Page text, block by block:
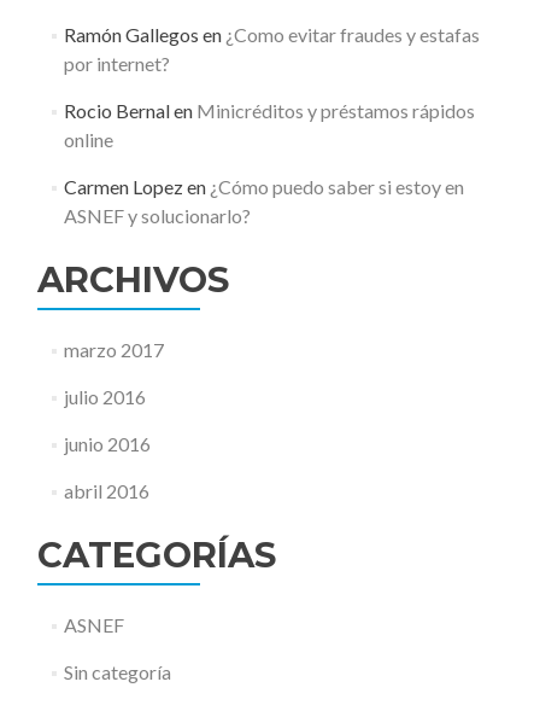
Ramón Gallegos en ¿Como evitar fraudes y estafas
por internet?
Rocio Bernalen Minicréditos y préstamos rápidos
online
Carmen Lopezen ¿Cómo puedo saber si estoy en
ASNEF y solucionarlo?
ARCHIVOS
marzo 2017
julio 2016
junio 2016
abril 2016
CATEGORÍAS
ASNEF
Sin categoría